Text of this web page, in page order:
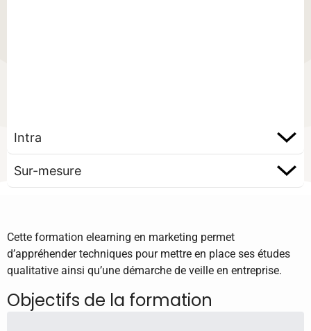
Intra
Sur-mesure
Cette formation elearning en marketing permet
d’appréhender techniques pour mettre en place ses études
qualitative ainsi qu’une démarche de veille en entreprise.
Objectifs de la formation